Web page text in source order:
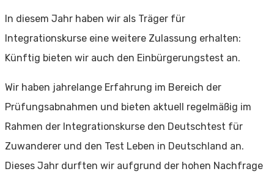
In diesem Jahr haben wir als Träger für
Integrationskurse eine weitere Zulassung erhalten:
Künftig bieten wir auch den Einbürgerungstest an.
Wir haben jahrelange Erfahrung im Bereich der
Prüfungsabnahmen und bieten aktuell regelmäßig im
Rahmen der Integrationskurse den Deutschtest für
Zuwanderer und den Test Leben in Deutschland an.
Dieses Jahr durften wir aufgrund der hohen Nachfrage